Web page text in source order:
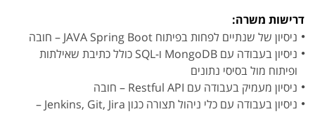
דרישות משרה:
ניסיון של שנתיים לפחות בפיתוח JAVA Spring Boot – חובה
ניסיון בעבודה עם MongoDB ו-SQL כולל כתיבת שאילתות
ופיתוח מול בסיסי נתונים
ניסיון מעמיק בעבודה עם Restful API – חובה
ניסיון בעבודה עם כלי ניהול תצורה כגון Jenkins, Git, Jira –